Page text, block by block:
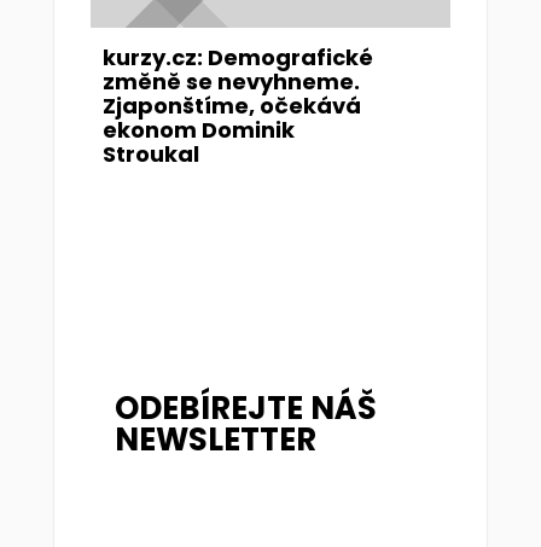
kurzy.cz: Demografické
změně se nevyhneme.
Zjaponštíme, očekává
ekonom Dominik
Stroukal
ODEBÍREJTE NÁŠ
NEWSLETTER